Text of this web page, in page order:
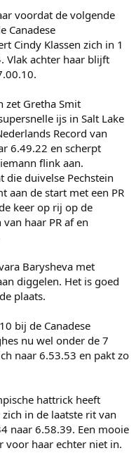
voordat de volgende
Canadese
Cindy Klassen zich in 1
Vlak achter haar blijft
zet Gretha Smit
ijs in Salt Lake
Record van
6.49.22 en scherpt
flink aan.
die duivelse Pechstein
aan de start met een PR
keer op rij op de
haar PR af en
Barysheva met
diggelen. Het is goed
plaats.
bij de Canadese
nu wel onder de 7
naar 6.53.53 en pakt zo
hattrick heeft
in de laatste rit van
naar 6.58.39. Een mooie
voor haar echter niet in.